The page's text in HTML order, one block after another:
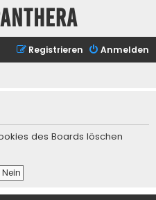
Anmelden
Registrieren
des Boards löschen